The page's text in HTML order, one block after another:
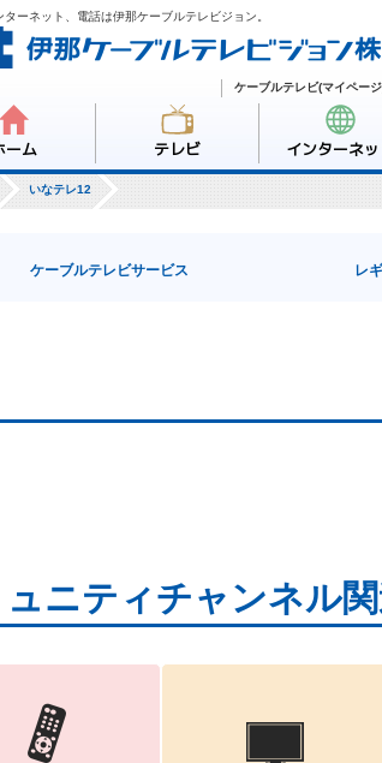
ターネット、電話は伊那ケーブルテレビジョン。
ーム テレビ インターネ
ケーブルテレビ(マイペー
いなテレ12
ケーブルテレビサービス レ
ュニティチャンネル